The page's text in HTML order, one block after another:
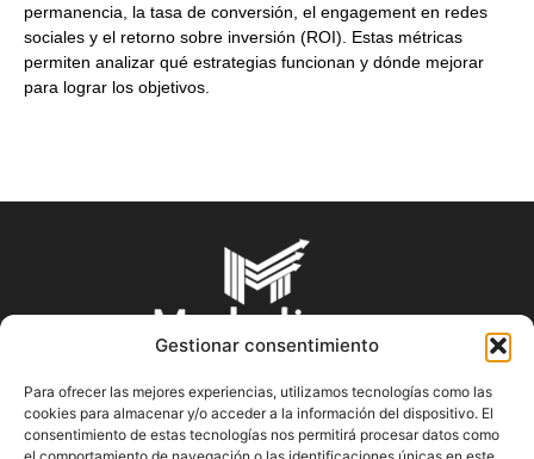
Gestionar consentimiento
Para ofrecer las mejores experiencias, utilizamos tecnologías como las
cookies para almacenar y/o acceder a la información del dispositivo. El
consentimiento de estas tecnologías nos permitirá procesar datos como
permanencia, la tasa de conversión, el engagement en redes
sociales y el retorno sobre inversión (ROI). Estas métricas
permiten analizar qué estrategias funcionan y dónde mejorar
para lograr los objetivos.
SOBRE NOSOTROS